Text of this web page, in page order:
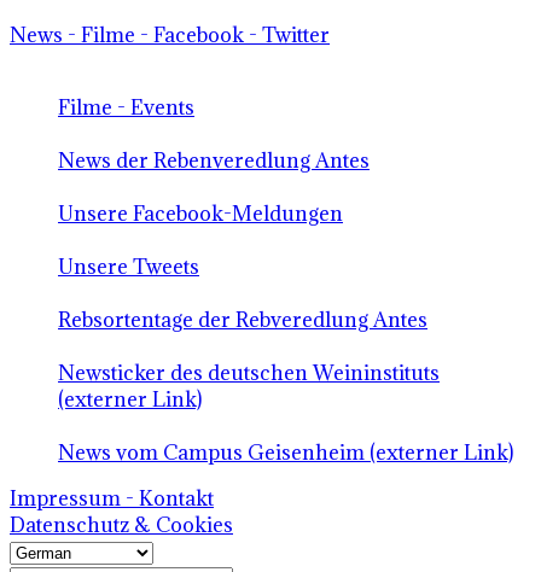
News - Filme - Facebook - Twitter
Filme - Events
News der Rebenveredlung Antes
Unsere Facebook-Meldungen
Unsere Tweets
Rebsortentage der Rebveredlung Antes
Newsticker des deutschen Weininstituts
(externer Link)
News vom Campus Geisenheim (externer Link)
Impressum - Kontakt
Datenschutz & Cookies